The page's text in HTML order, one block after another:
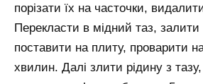
порізати їх на часточки,
Перекласти в мідний таз,
поставити на плиту, проварити
хвилин. Далі злити рідину з